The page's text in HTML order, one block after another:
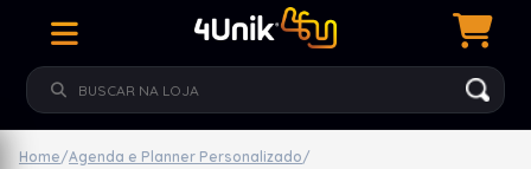
Home/Agenda e Planner Personalizado/